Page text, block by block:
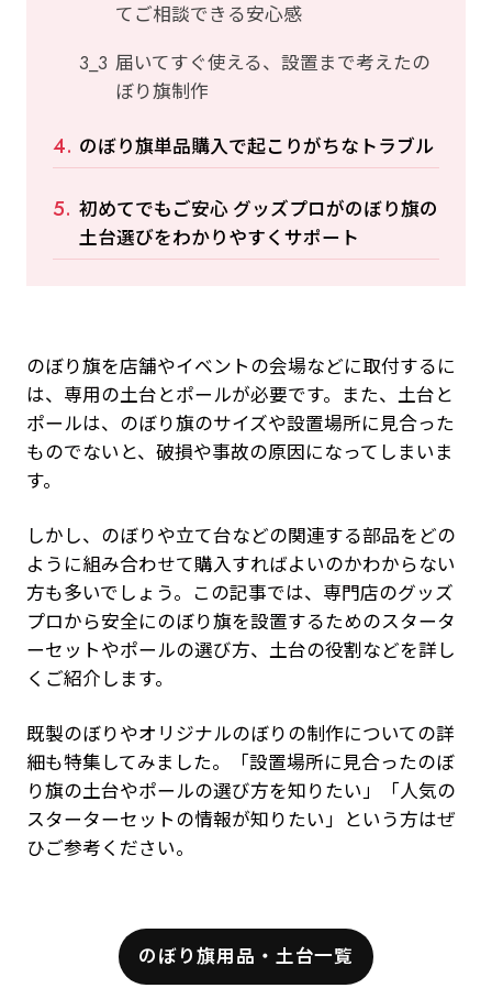
てご相談できる安心感
届いてすぐ使える、設置まで考えたの
ぼり旗制作
のぼり旗単品購入で起こりがちなトラブル
初めてでもご安心 グッズプロがのぼり旗の
土台選びをわかりやすくサポート
のぼり旗を店舗やイベントの会場などに取付するに
は、専用の土台とポールが必要です。また、土台と
ポールは、のぼり旗のサイズや設置場所に見合った
ものでないと、破損や事故の原因になってしまいま
す。
しかし、のぼりや立て台などの関連する部品をどの
ように組み合わせて購入すればよいのかわからない
方も多いでしょう。この記事では、専門店のグッズ
プロから安全にのぼり旗を設置するためのスタータ
ーセットやポールの選び方、土台の役割などを詳し
くご紹介します。
既製のぼりやオリジナルのぼりの制作についての詳
細も特集してみました。「設置場所に見合ったのぼ
り旗の土台やポールの選び方を知りたい」「人気の
スターターセットの情報が知りたい」という方はぜ
ひご参考ください。
のぼり旗用品・土台一覧